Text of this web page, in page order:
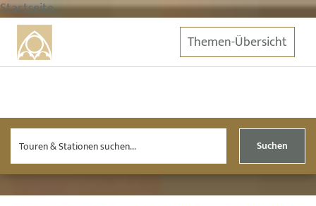
Startseite
Themen-Übersicht
Suchen